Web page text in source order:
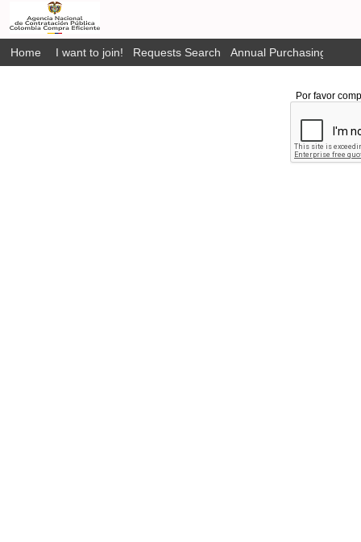
Home I want to join! Requests Search Annual Purchasing Plan
Por favor